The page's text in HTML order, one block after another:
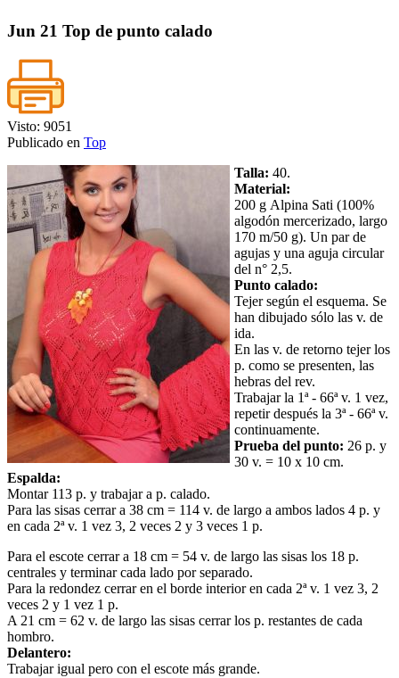
Jun 21 Top de punto calado
Visto: 9051
Publicado en Top
Talla: 40.
Material:
200 g Аlpina Sati (100%
algodón mercerizado, largo
170 m/50 g). Un par de
agujas y una aguja circular
del n° 2,5.
Punto calado:
Tejer según el esquema. Se
han dibujado sólo las v. de
ida.
En las v. de retorno tejer los
p. como se presenten, las
hebras del rev.
Trabajar la 1ª - 66ª v. 1 vez,
repetir después la 3ª - 66ª v.
continuamente.
Prueba del punto: 26 p. y
30 v. = 10 x 10 cm.
Espalda:
Montar 113 p. y trabajar a p. calado.
Para las sisas cerrar a 38 cm = 114 v. de largo a ambos lados 4 p. y
en cada 2ª v. 1 vez 3, 2 veces 2 y 3 veces 1 p.
Para el escote cerrar a 18 cm = 54 v. de largo las sisas los 18 p.
centrales y terminar cada lado por separado.
Para la redondez cerrar en el borde interior en cada 2ª v. 1 vez 3, 2
veces 2 y 1 vez 1 p.
A 21 cm = 62 v. de largo las sisas cerrar los p. restantes de cada
hombro.
Delantero:
Trabajar igual pero con el escote más grande.